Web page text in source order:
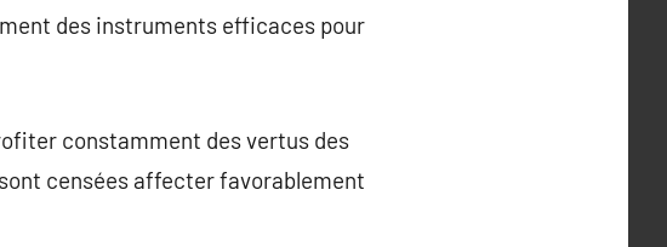
des instruments efficaces pour
constamment des vertus des
censées affecter favorablement